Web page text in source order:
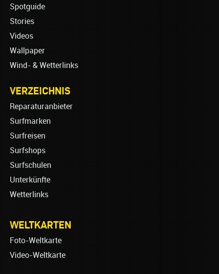
Spotguide
Stories
Videos
Wallpaper
Wind- & Wetterlinks
VERZEICHNIS
Reparaturanbieter
Surfmarken
Surfreisen
Surfshops
Surfschulen
Unterkünfte
Wetterlinks
WELTKARTEN
Foto-Weltkarte
Video-Weltkarte